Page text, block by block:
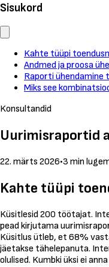
Sisukord
Kahte tüüpi
Andmed ja proosa
Raporti ühendamine
Miks see
Konsultandid
Uurimisraportid
22. märts 2026•3 min
Kahte tüüpi
Küsitlesid 200 töötajat.
pead kirjutama
Küsitlus ütleb, et 68%
jäetakse tähelepanuta.
olulised. Kumbki üksi ei